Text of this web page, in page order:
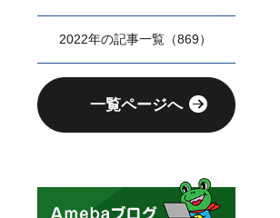
2022年の記事一覧（869）
一覧ページへ